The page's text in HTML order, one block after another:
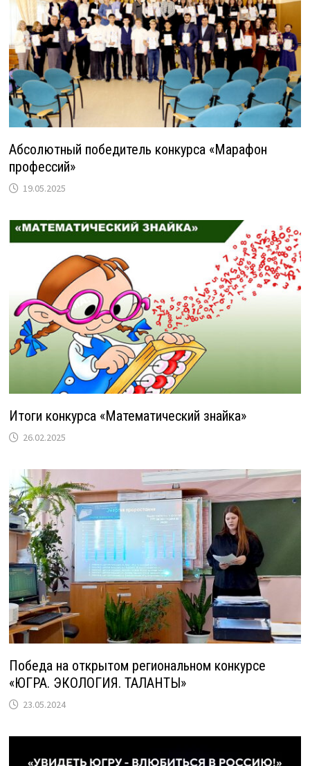
Абсолютный победитель конкурса «Марафон
профессий»
19.05.2025
Итоги конкурса «Математический знайка»
26.02.2025
Победа на открытом региональном конкурсе
«ЮГРА. ЭКОЛОГИЯ. ТАЛАНТЫ»
23.05.2024